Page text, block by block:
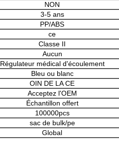
NON
3-5 ans
PP/ABS
ce
Classe II
Aucun
Régulateur médical d'écoulement
Bleu ou blanc
OIN DE LA CE
Acceptez l'OEM
Échantillon offert
100000pcs
sac de bulk/pe
Global